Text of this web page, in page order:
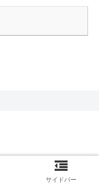
サイドバー